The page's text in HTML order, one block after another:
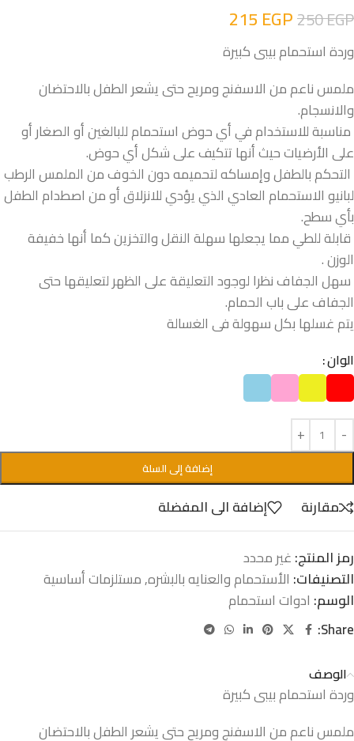
250EGP
215EGP
وردة استحمام بيبى كبيرة
ملمس ناعم من الاسفنج ومريح حتى يشعر الطفل بالاحتضان
والانسجام.
مناسبة للاستخدام في أي حوض استحمام للبالغين أو الصغار أو
على الأرضيات حيث أنها تتكيف على شكل أي حوض.
التحكم بالطفل وإمساكه لتحميمه دون الخوف من الملمس الرطب
لبانيو الاستحمام العادي الذي يؤدي للانزلاق أو من اصطدام الطفل
بأي سطح.
قابلة للطي مما يجعلها سهلة النقل والتخزين كما أنها خفيفة
الوزن .
سهل الجفاف نظرا لوجود التعليقة على الظهر لتعليقها حتى
الجفاف على باب الحمام.
يتم غسلها بكل سهولة فى الغسالة
الوان
إضافة إلى السلة
مقارنة
إضافة الى المفضلة
رمز المنتج:غير محدد
التصنيفات: الأستحمام والعنايه بالبشره,مستلزمات أساسية
الوسم: ادوات استحمام
Share:
الوصف
وردة استحمام بيبى كبيرة
ملمس ناعم من الاسفنج ومريح حتى يشعر الطفل بالاحتضان